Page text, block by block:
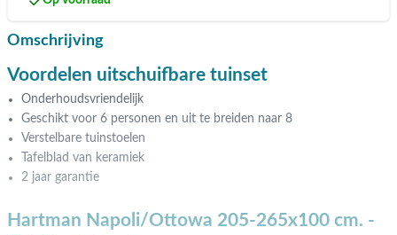
Omschrijving
Voordelen uitschuifbare tuinset
Onderhoudsvriendelijk
Geschikt voor 6 personen en uit te breiden naar 8
Verstelbare tuinstoelen
Tafelblad van keramiek
2 jaar garantie
Hartman Napoli/Ottowa 205-265x100 cm. -